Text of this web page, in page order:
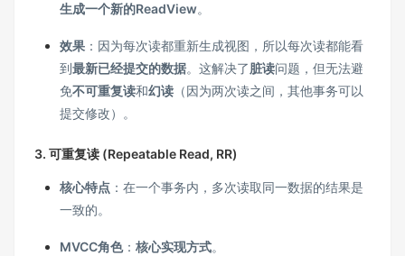
生成一个新的ReadView。
效果 ：因为每次读都重新生成视图，所以每次读都能看
到最新已经提交的数据。这解决了脏读问题，但无法避
免不可重复读和幻读 （因为两次读之间，其他事务可以
提交修改）。
3. 可重复读 (Repeatable Read, RR)
核心特点 ：在一个事务内，多次读取同一数据的结果是
一致的。
MVCC角色： 核心实现方式。